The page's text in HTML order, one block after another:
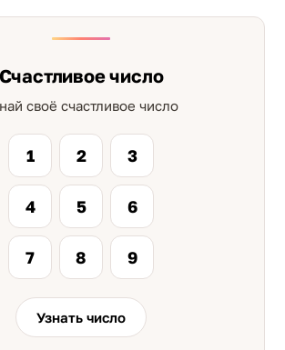
Счастливое число
своё счастливое число
1 2 3
4 5 6
7 8 9
Узнать число